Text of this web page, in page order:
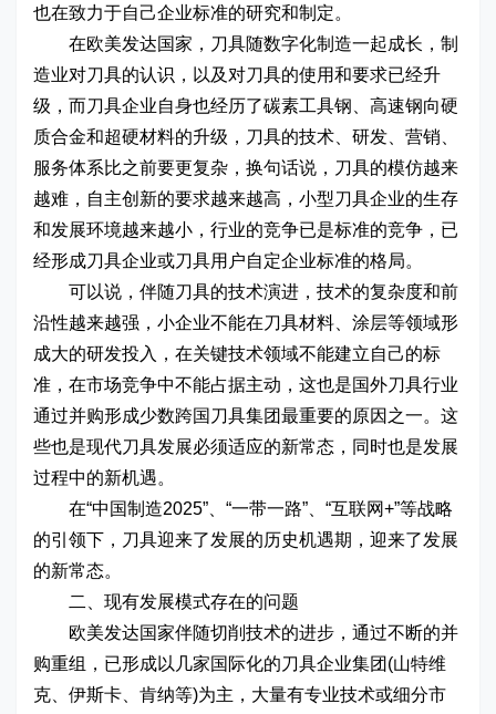
也在致力于自己企业标准的研究和制定。
在欧美发达国家，刀具随数字化制造一起成长，制
造业对刀具的认识，以及对刀具的使用和要求已经升
级，而刀具企业自身也经历了碳素工具钢、高速钢向硬
质合金和超硬材料的升级，刀具的技术、研发、营销、
服务体系比之前要更复杂，换句话说，刀具的模仿越来
越难，自主创新的要求越来越高，小型刀具企业的生存
和发展环境越来越小，行业的竞争已是标准的竞争，已
经形成刀具企业或刀具用户自定企业标准的格局。
可以说，伴随刀具的技术演进，技术的复杂度和前
沿性越来越强，小企业不能在刀具材料、涂层等领域形
成大的研发投入，在关键技术领域不能建立自己的标
准，在市场竞争中不能占据主动，这也是国外刀具行业
通过并购形成少数跨国刀具集团最重要的原因之一。这
些也是现代刀具发展必须适应的新常态，同时也是发展
过程中的新机遇。
在“中国制造2025”、“一带一路”、“互联网+”等战略
的引领下，刀具迎来了发展的历史机遇期，迎来了发展
的新常态。
二、现有发展模式存在的问题
欧美发达国家伴随切削技术的进步，通过不断的并
购重组，已形成以几家国际化的刀具企业集团(山特维
克、伊斯卡、肯纳等)为主，大量有专业技术或细分市